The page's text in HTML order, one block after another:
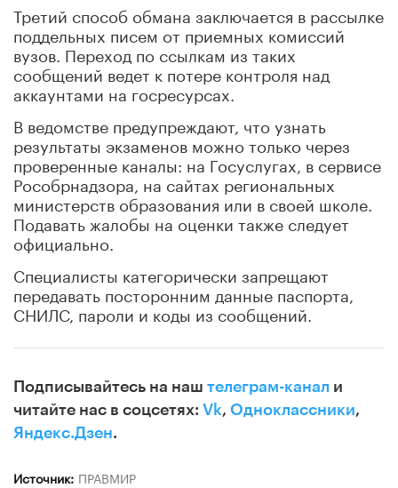
Третий способ обмана заключается в рассылке
поддельных писем от приемных комиссий
вузов. Переход по ссылкам из таких
сообщений ведет к потере контроля над
аккаунтами на госресурсах.
В ведомстве предупреждают, что узнать
результаты экзаменов можно только через
проверенные каналы: на Госуслугах, в сервисе
Рособрнадзора, на сайтах региональных
министерств образования или в своей школе.
Подавать жалобы на оценки также следует
официально.
Специалисты категорически запрещают
передавать посторонним данные паспорта,
СНИЛС, пароли и коды из сообщений.
Подписывайтесь на наш телеграм-канал и
читайте нас в соцсетях: Vk, Одноклассники,
Яндекс.Дзен.
Источник: ПРАВМИР